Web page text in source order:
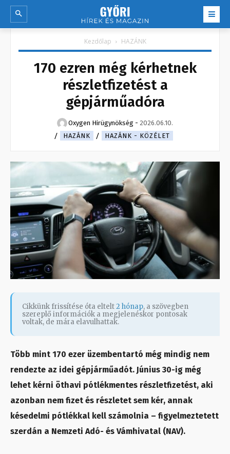
Kezdőlap HAZÁNK
170 ezren még kérhetnek
részletfizetést a
gépjárműadóra
Oxygen Hirügynökség - 2026.06.10.
HAZÁNK
HAZÁNK - KÖZÉLET
Cikkünk frissítése óta eltelt2 hónap, a szövegben
szereplő információk a megjelenéskor pontosak
voltak, de mára elavulhattak.
Több mint 170 ezer üzembentartó még mindig nem
rendezte az idei gépjárműadót. Június 30-ig még
lehet kérni öthavi pótlékmentes részletfizetést, aki
azonban nem fizet és részletet sem kér, annak
késedelmi pótlékkal kell számolnia – figyelmeztetett
szerdán a Nemzeti Adó- és Vámhivatal (NAV).